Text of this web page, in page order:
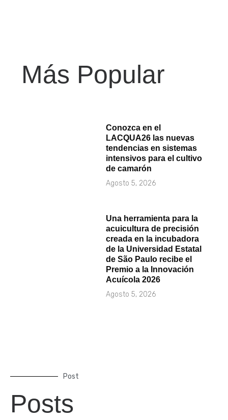
Más Popular
Conozca en el
LACQUA26 las nuevas
tendencias en sistemas
intensivos para el cultivo
de camarón
Agosto 5, 2026
Una herramienta para la
acuicultura de precisión
creada en la incubadora
de la Universidad Estatal
de São Paulo recibe el
Premio a la Innovación
Acuícola 2026
Agosto 5, 2026
Post
Posts